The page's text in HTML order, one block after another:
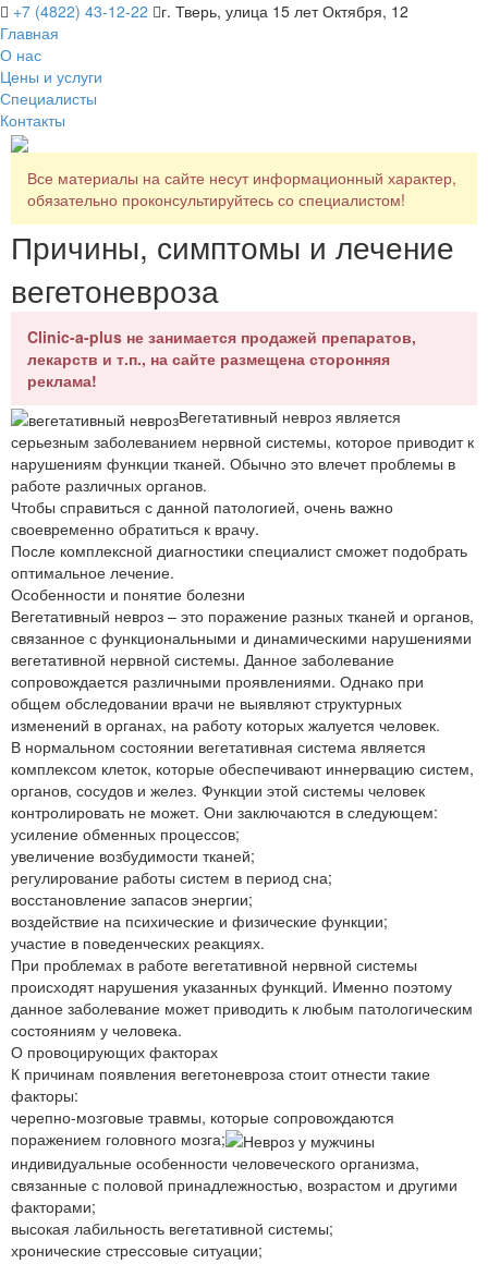
+7 (4822) 43-12-22
г. Тверь, улица 15 лет Октября, 12
Главная
О нас
Цены и услуги
Специалисты
Контакты
Все материалы на сайте несут информационный характер,
обязательно проконсультируйтесь со специалистом!
Причины, симптомы и лечение
вегетоневроза
Clinic-a-plus не занимается продажей препаратов,
лекарств и т.п., на сайте размещена сторонняя
реклама!
Вегетативный невроз является
серьезным заболеванием нервной системы, которое приводит к
нарушениям функции тканей. Обычно это влечет проблемы в
работе различных органов.
Чтобы справиться с данной патологией, очень важно
своевременно обратиться к врачу.
После комплексной диагностики специалист сможет подобрать
оптимальное лечение.
Особенности и понятие болезни
Вегетативный невроз – это поражение разных тканей и органов,
связанное с функциональными и динамическими нарушениями
вегетативной нервной системы. Данное заболевание
сопровождается различными проявлениями. Однако при
общем обследовании врачи не выявляют структурных
изменений в органах, на работу которых жалуется человек.
В нормальном состоянии вегетативная система является
комплексом клеток, которые обеспечивают иннервацию систем,
органов, сосудов и желез. Функции этой системы человек
контролировать не может. Они заключаются в следующем:
усиление обменных процессов;
увеличение возбудимости тканей;
регулирование работы систем в период сна;
восстановление запасов энергии;
воздействие на психические и физические функции;
участие в поведенческих реакциях.
При проблемах в работе вегетативной нервной системы
происходят нарушения указанных функций. Именно поэтому
данное заболевание может приводить к любым патологическим
состояниям у человека.
О провоцирующих факторах
К причинам появления вегетоневроза стоит отнести такие
факторы:
черепно-мозговые травмы, которые сопровождаются
поражением головного мозга;
индивидуальные особенности человеческого организма,
связанные с половой принадлежностью, возрастом и другими
факторами;
высокая лабильность вегетативной системы;
хронические стрессовые ситуации;